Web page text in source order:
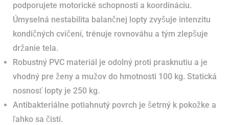
podporujete motorické schopnosti a koordináciu.
Úmyselná nestabilita balančnej lopty zvyšuje intenzitu
kondičných cvičení, trénuje rovnováhu a tým zlepšuje
držanie tela.
Robustný PVC materiál je odolný proti prasknutiu a je
vhodný pre ženy a mužov do hmotnosti 100 kg. Statická
nosnosť lopty je 250 kg.
Antibakteriálne potiahnutý povrch je šetrný k pokožke a
ľahko sa čistí.